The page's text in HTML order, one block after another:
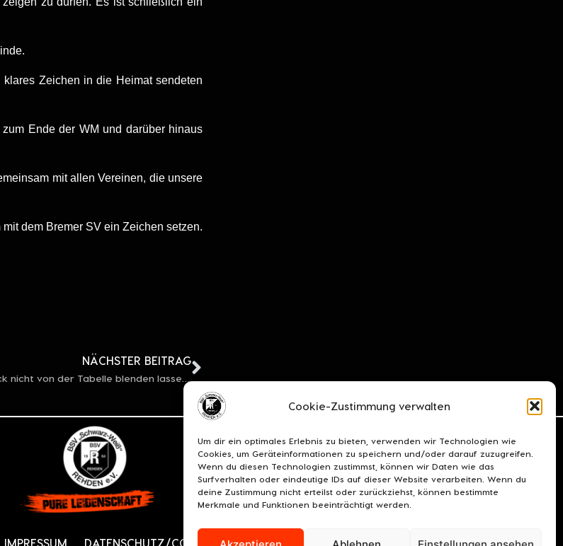
Cookie-Zustimmung verwalten
Um dir ein optimales Erlebnis zu bieten, verwenden wir Technologien wie
Cookies, um Geräteinformationen zu speichern und/oder darauf zuzugreifen.
Wenn du diesen Technologien zustimmst, können wir Daten wie das
Surfverhalten oder eindeutige IDs auf dieser Website verarbeiten. Wenn du
deine Zustimmung nicht erteilst oder zurückziehst, können bestimmte
Merkmale und Funktionen beeinträchtigt werden.
Zeichen in die Heimat sendeten
Ende der WM und darüber hinaus
mit allen Vereinen, die unsere
dem Bremer SV ein Zeichen setzen.
NÄCHSTER BEITRAG
„Beim Punktedruck nicht von der Tabelle blenden lassen!“
IMPRESSUM DATENSCHUTZ/COOKIES COOKIE-RICHTLINIE (EU)